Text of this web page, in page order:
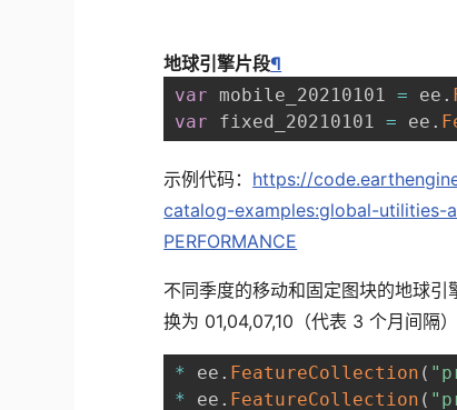
地球引擎片段¶
var mobile_20210101 = ee .
var fixed_20210101 = ee .
示例代码： https://
catalog-examples:global-utilities-
PERFORMANCE
不同季度的移动和固定图块的地球
换为 01,04,07,10（代表 3 个月间隔）
* ee . FeatureCollection (
*
ee . FeatureCollection (